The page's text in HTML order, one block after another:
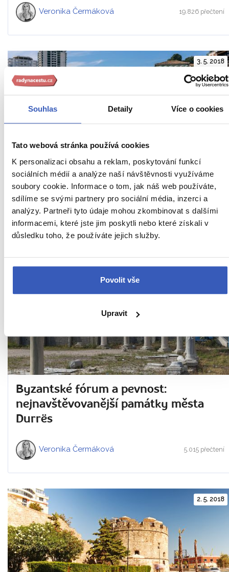
Souhlas Detaily Více o cookies
Tato webová stránka používá cookies
K personalizaci obsahu a reklam, poskytování funkcí
sociálních médií a analýze naší návštěvnosti využíváme
soubory cookie. Informace o tom, jak náš web používáte,
sdílíme se svými partnery pro sociální média, inzerci a
analýzy. Partneři tyto údaje mohou zkombinovat s dalšími
informacemi, které jste jim poskytli nebo které získali v
důsledku toho, že používáte jejich služby.
Povolit vše
Upravit
Veronika Čermáková 19.826 přečtení
3. 5. 2018
Římský amfiteátr: řadí se mezi největší
amfiteátry Balkánského poloostrova
Veronika Čermáková 8.005 přečtení
Byzantské fórum a pevnost:
nejnavštěvovanější památky města
Durrës
Veronika Čermáková 5.015 přečtení
2. 5. 2018